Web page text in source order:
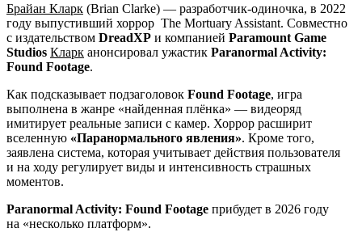
Брайан Кларк (Brian Clarke) — разработчик-одиночка, в 2022
году выпустивший хоррор The Mortuary Assistant. Совместно
с издательством DreadXP и компанией Paramount Game
Studios Кларк анонсировал ужастик Paranormal Activity:
Found Footage.
Как подсказывает подзаголовок Found Footage, игра
выполнена в жанре «найденная плёнка» — видеоряд
имитирует реальные записи с камер. Хоррор расширит
вселенную «Паранормального явления». Кроме того,
заявлена система, которая учитывает действия пользователя
и на ходу регулирует виды и интенсивность страшных
моментов.
Paranormal Activity: Found Footage прибудет в 2026 году
на «несколько платформ».